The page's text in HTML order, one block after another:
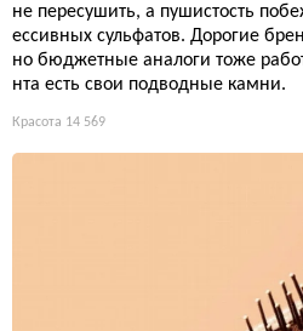
не пересушить, а пушистость
ессивных сульфатов. Дорогие
но бюджетные аналоги тоже
нта есть свои подводные камни.
Красота 14 569